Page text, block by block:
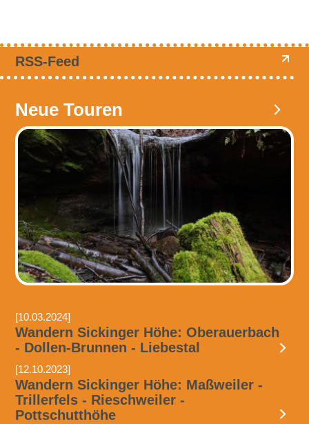
RSS-Feed
Neue Touren
[10.03.2024]
Wandern Sickinger Höhe: Oberauerbach
- Dollen-Brunnen - Liebestal
[12.10.2023]
Wandern Sickinger Höhe: Maßweiler -
Trillerfels - Rieschweiler -
Pottschutthöhe